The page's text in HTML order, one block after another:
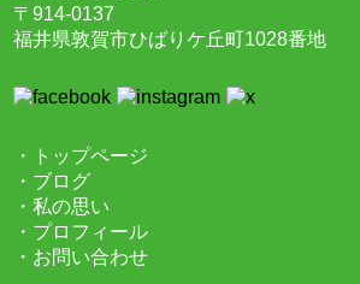
〒914-0137
福井県敦賀市ひばりケ丘町1028番地
・トップページ
・ブログ
・私の思い
・プロフィール
・お問い合わせ